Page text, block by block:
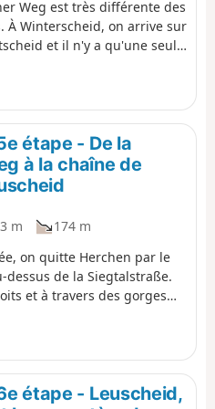
Weg est très différente des
À Winterscheid, on arrive sur
et il n'y a qu'une seule
et on profite de
montagnes au-delà de la
le Westerwald et le
qu'après Altenherfen que
dans la vallée, avant de
Rieferath. Notre
dans l'un des plus
de la Sieg.
étape - De la
à la chaîne de
m
174 m
on quitte Herchen par le
de la Siegtalstraße.
et à travers des gorges
épingle à cheveux pour
bien au-dessus de
la Sieg et remonte à
bientôt à nouveau au-
étape - Leuscheid,